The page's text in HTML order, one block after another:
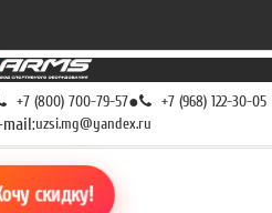
+7 (800) 700-79-57● +7 (968) 122-30-05
mail:uzsi.mg@yandex.ru
скидку!